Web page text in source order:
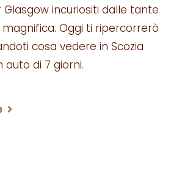
incuriositi dalle tante
Oggi ti ripercorrerò
cosa vedere in Scozia
di 7 giorni.